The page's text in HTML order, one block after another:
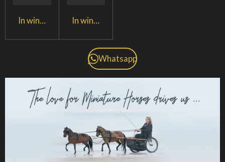
In winkelwagenIn winkelwagen
Whatsapp